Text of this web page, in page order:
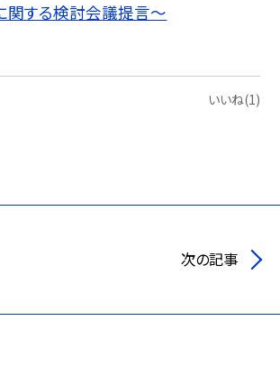
関する検討会議提言～
いいね(1)
次の記事